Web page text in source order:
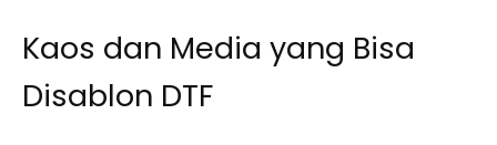
Kaos dan Media yang Bisa
Disablon DTF